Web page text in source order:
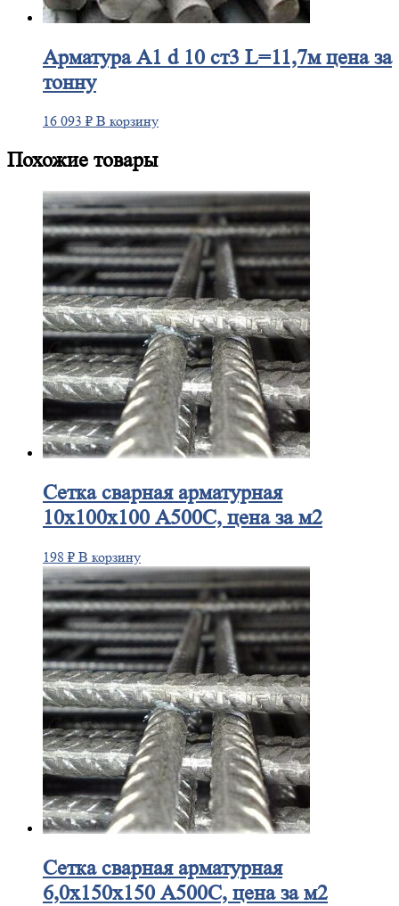
АрматураА1 d 10 ст3 L=11,7м цена за
тонну
16 093 ₽ В корзину
Похожие товары
Сеткасварная арматурная
10х100х100 А500С, цена за м2
198 ₽ В корзину
Сеткасварная арматурная
6,0х150х150 А500С, цена за м2